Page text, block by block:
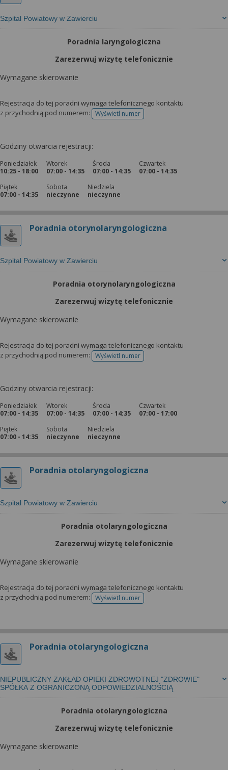
Szpital Powiatowy w Zawierciu
Poradnia laryngologiczna
Zarezerwuj wizytę telefonicznie
Wymagane skierowanie
Rejestracja do tej poradni wymaga telefonicznego kontaktu
z przychodnią pod numerem:
Wyświetl numertelefonu do rejestracji
Godziny otwarcia rejestracji:
Poniedziałek
10:25 - 18:00
Wtorek
07:00 - 14:35
Środa
07:00 - 14:35
Czwartek
07:00 - 14:35
Piątek
07:00 - 14:35
Sobota
nieczynne
Niedziela
nieczynne
Poradnia otorynolaryngologiczna
Szpital Powiatowy w Zawierciu
Poradnia otorynolaryngologiczna
Zarezerwuj wizytę telefonicznie
Wymagane skierowanie
Rejestracja do tej poradni wymaga telefonicznego kontaktu
z przychodnią pod numerem:
Wyświetl numertelefonu do rejestracji
Godziny otwarcia rejestracji:
Poniedziałek
07:00 - 14:35
Wtorek
07:00 - 14:35
Środa
07:00 - 14:35
Czwartek
07:00 - 17:00
Piątek
07:00 - 14:35
Sobota
nieczynne
Niedziela
nieczynne
Poradnia otolaryngologiczna
Szpital Powiatowy w Zawierciu
Poradnia otolaryngologiczna
Zarezerwuj wizytę telefonicznie
Wymagane skierowanie
Rejestracja do tej poradni wymaga telefonicznego kontaktu
z przychodnią pod numerem:
Wyświetl numertelefonu do rejestracji
Poradnia otolaryngologiczna
NIEPUBLICZNY ZAKŁAD OPIEKI ZDROWOTNEJ "ZDROWIE"
SPÓŁKA Z OGRANICZONĄ ODPOWIEDZIALNOŚCIĄ
Poradnia otolaryngologiczna
Zarezerwuj wizytę telefonicznie
Wymagane skierowanie